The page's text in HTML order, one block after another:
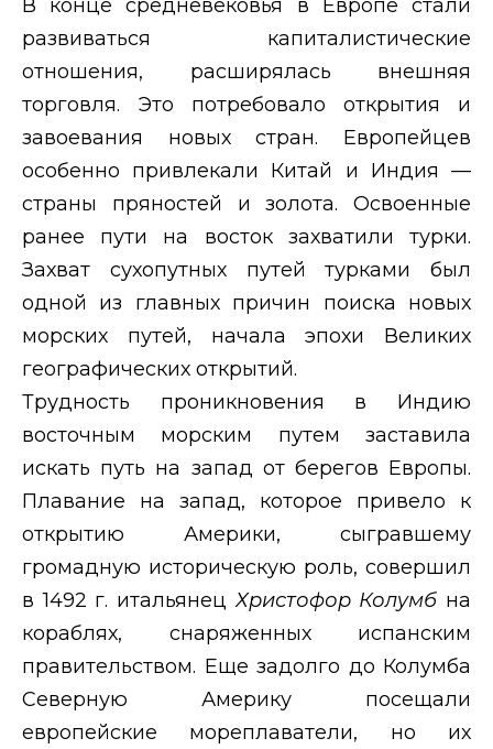
В конце средневековья в Европе стали
развиваться капиталистические
отношения, расширялась внешняя
торговля. Это потребовало открытия и
завоевания новых стран. Европейцев
особенно привлекали Китай и Индия —
страны пряностей и золота. Освоенные
ранее пути на восток захватили турки.
Захват сухопутных путей турками был
одной из главных причин поиска новых
морских путей, начала эпохи Великих
географических открытий.
Трудность проникновения в Индию
восточным морским путем заставила
искать путь на запад от берегов Европы.
Плавание на запад, которое привело к
открытию Америки, сыгравшему
громадную историческую роль, совершил
в 1492 г. итальянецХристофор Колумб на
кораблях, снаряженных испанским
правительством. Еще задолго до Колумба
Северную Америку посещали
европейские мореплаватели, но их